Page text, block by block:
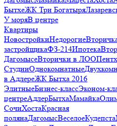
БытхеЖК Три Богатыря
У моряВ центре
Квартиры
НовостройкиНедорогие
застройщикаФЗ-214Ипотека
ДагомысеВторички в ЛОО
СтудииОднокомнатные
в АдлереЖК Бытха 2016
ЭлитныеБизнес-классЭконом-
центреАдлерБытхаМамайка
СочиХостаКрасная
полянаДагомысВеселоеКудепста